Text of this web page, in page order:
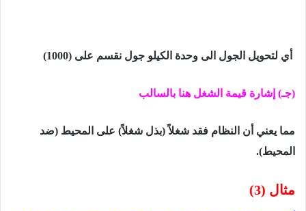
أي لتحویل الجول الى وحدة الكیلو جول نقسم على (1000)
(جـ) إشارة قيمة الشغل ھنا بالسالب
مما یعني أن النظام فقد شغلاً (بذل شغلاً) على المحیط (ضد
المحیط).
مثال (3)